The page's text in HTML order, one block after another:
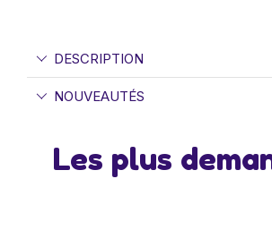
DESCRIPTION
NOUVEAUTÉS
Les plus